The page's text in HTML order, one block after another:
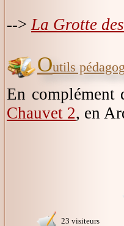
--> La Grotte
Outils
En
Chauvet 2, en
23 visiteurs